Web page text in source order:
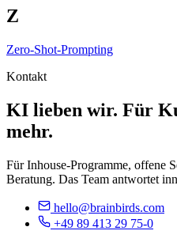
Z
Zero-Shot-Prompting
Kontakt
KI lieben wir. Für
mehr.
Für Inhouse-Programme, offene
Beratung. Das Team antwortet
hello@brainbirds.com
+49 89 413 29 75-0